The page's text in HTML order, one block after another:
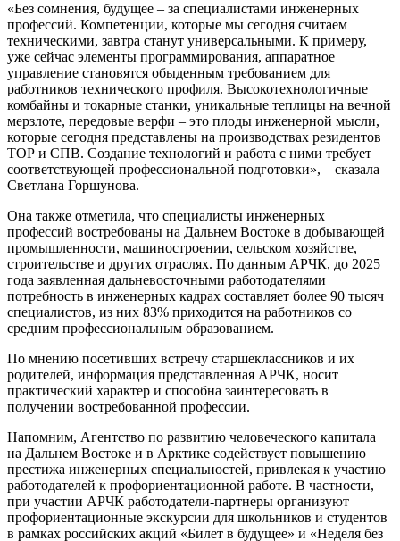
«Без сомнения, будущее – за специалистами инженерных
профессий. Компетенции, которые мы сегодня считаем
техническими, завтра станут универсальными. К примеру,
уже сейчас элементы программирования, аппаратное
управление становятся обыденным требованием для
работников технического профиля. Высокотехнологичные
комбайны и токарные станки, уникальные теплицы на вечной
мерзлоте, передовые верфи – это плоды инженерной мысли,
которые сегодня представлены на производствах резидентов
ТОР и СПВ. Создание технологий и работа с ними требует
соответствующей профессиональной подготовки», – сказала
Светлана Горшунова.
Она также отметила, что специалисты инженерных
профессий востребованы на Дальнем Востоке в добывающей
промышленности, машиностроении, сельском хозяйстве,
строительстве и других отраслях. По данным АРЧК, до 2025
года заявленная дальневосточными работодателями
потребность в инженерных кадрах составляет более 90 тысяч
специалистов, из них 83% приходится на работников со
средним профессиональным образованием.
По мнению посетивших встречу старшеклассников и их
родителей, информация представленная АРЧК, носит
практический характер и способна заинтересовать в
получении востребованной профессии.
Напомним, Агентство по развитию человеческого капитала
на Дальнем Востоке и в Арктике содействует повышению
престижа инженерных специальностей, привлекая к участию
работодателей к профориентационной работе. В частности,
при участии АРЧК работодатели-партнеры организуют
профориентационные экскурсии для школьников и студентов
в рамках российских акций «Билет в будущее» и «Неделя без